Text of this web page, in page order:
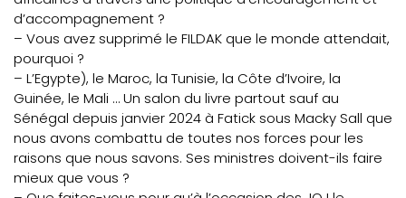
d’accompagnement ?
– Vous avez supprimé le FILDAK que le monde attendait,
pourquoi ?
– L’Egypte), le Maroc, la Tunisie, la Côte d’Ivoire, la
Guinée, le Mali … Un salon du livre partout sauf au
Sénégal depuis janvier 2024 à Fatick sous Macky Sall que
nous avons combattu de toutes nos forces pour les
raisons que nous savons. Ses ministres doivent-ils faire
mieux que vous ?